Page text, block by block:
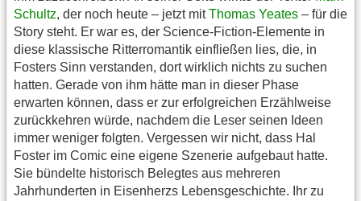
Schultz, der noch heute – jetzt mitThomas Yeates – für die
Story steht. Er war es, der Science-Fiction-Elemente in
diese klassische Ritterromantik einfließen lies, die, in
Fosters Sinn verstanden, dort wirklich nichts zu suchen
hatten. Gerade von ihm hätte man in dieser Phase
erwarten können, dass er zur erfolgreichen Erzählweise
zurückkehren würde, nachdem die Leser seinen Ideen
immer weniger folgten. Vergessen wir nicht, dass Hal
Foster im Comic eine eigene Szenerie aufgebaut hatte.
Sie bündelte historisch Belegtes aus mehreren
Jahrhunderten in Eisenherzs Lebensgeschichte. Ihr zu